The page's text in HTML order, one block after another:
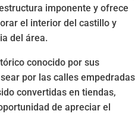
imponente y ofrece
el interior del castillo y
del área.
conocido por sus
por las calles empedradas
convertidas en tiendas,
de apreciar el